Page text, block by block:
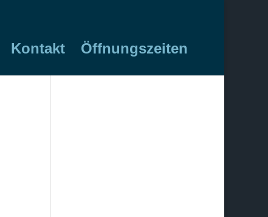
Kontakt Öffnungszeiten